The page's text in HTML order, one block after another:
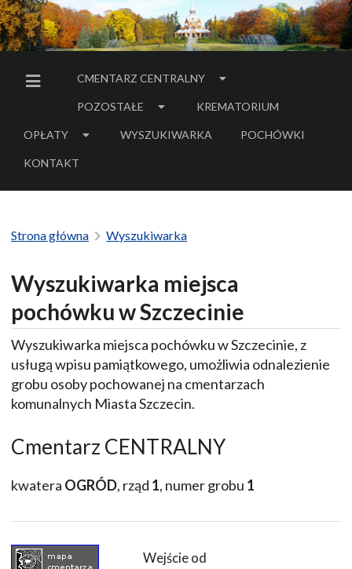
MENU BOCZNE
CMENTARZ CENTRALNY
POZOSTAŁE KREMATORIUM
OPŁATY WYSZUKIWARKA POCHÓWKI
- LINK DO SERWISU
KONTAKT
Strona główna Wyszukiwarka
Wyszukiwarka miejsca
pochówku w Szczecinie
Wyszukiwarka miejsca pochówku w Szczecinie, z
usługą wpisu pamiątkowego, umożliwia odnalezienie
grobu osoby pochowanej na cmentarzach
komunalnych Miasta Szczecin.
Cmentarz CENTRALNY
kwatera OGRÓD, rząd 1, numer grobu 1
Wejście od